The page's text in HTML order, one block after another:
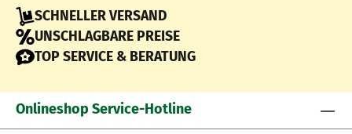
SCHNELLER VERSAND
UNSCHLAGBARE PREISE
TOP SERVICE & BERATUNG
Onlineshop Service-Hotline